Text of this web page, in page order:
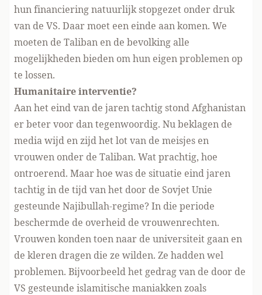
hun financiering natuurlijk stopgezet onder druk
van de VS. Daar moet een einde aan komen. We
moeten de Taliban en de bevolking alle
mogelijkheden bieden om hun eigen problemen op
te lossen.
Humanitaire interventie?
Aan het eind van de jaren tachtig stond Afghanistan
er beter voor dan tegenwoordig. Nu beklagen de
media wijd en zijd het lot van de meisjes en
vrouwen onder de Taliban. Wat prachtig, hoe
ontroerend. Maar hoe was de situatie eind jaren
tachtig in de tijd van het door de Sovjet Unie
gesteunde Najibullah-regime? In die periode
beschermde de overheid de vrouwenrechten.
Vrouwen konden toen naar de universiteit gaan en
de kleren dragen die ze wilden. Ze hadden wel
problemen. Bijvoorbeeld het gedrag van de door de
VS gesteunde islamitische maniakken zoals